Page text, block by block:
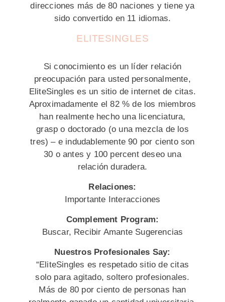
direcciones más de 80 naciones y tiene ya
sido convertido en 11 idiomas.
ELITESINGLES
Si conocimiento es un líder relación
preocupación para usted personalmente,
EliteSingles es un sitio de internet de citas.
Aproximadamente el 82 % de los miembros
han realmente hecho una licenciatura,
grasp o doctorado (o una mezcla de los
tres) – e indudablemente 90 por ciento son
30 o antes y 100 percent deseo una
relación duradera.
Relaciones:
Importante Interacciones
Complement Program:
Buscar, Recibir Amante Sugerencias
Nuestros Profesionales Say:
“EliteSingles es respetado sitio de citas
solo para agitado, soltero profesionales.
Más de 80 por ciento de personas han